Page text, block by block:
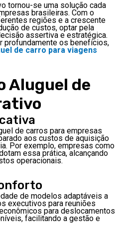
tornou-se uma solução cada
brasileiras. Com o
regiões e a crescente
de custos, optar pela
assertiva e estratégica.
profundamente os benefícios,
de carro para viagens
Aluguel de
de carros para empresas
aos custos de aquisição
Por exemplo, empresas como
essa prática, alcançando
operacionais.
de modelos adaptáveis a
executivos para reuniões
para deslocamentos
facilitando a gestão e